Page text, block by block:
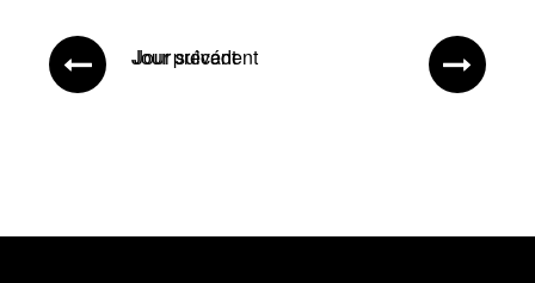
Jour précédent
Jour suivant